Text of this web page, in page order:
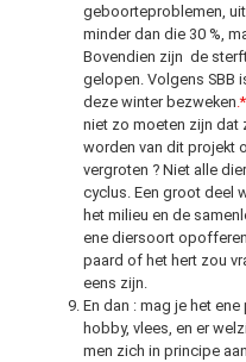
geboorteproblemen,
minder dan die 30 %,
Bovendien zijn de
gelopen. Volgens SBB
deze winter bezweken
niet zo moeten zijn dat
worden van dit projekt
vergroten ? Niet alle
cyclus. Een groot deel
het milieu en de
ene diersoort
paard of het hert zou
eens zijn.
En dan : mag je het
hobby, vlees, en er
men zich in principe